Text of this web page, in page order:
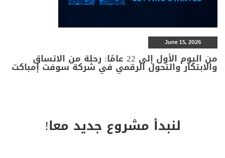
June 15, 2026
من اليوم الأول إلى 22 عامًا: رحلة من الاتساق
والابتكار والتحول الرقمي في شركة سوفت إمباكت
لنبدأ مشروع جديد معا!